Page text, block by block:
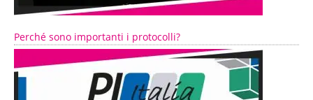
Perché sono importanti i protocolli?